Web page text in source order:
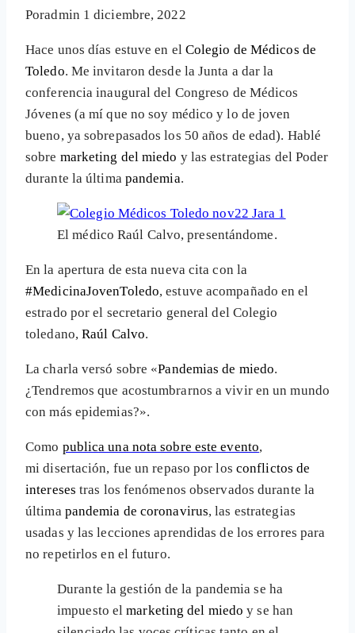
Poradmin 1 diciembre, 2022
Hace unos días estuve en el Colegio de Médicos de
Toledo. Me invitaron desde la Junta a dar la
conferencia inaugural del Congreso de Médicos
Jóvenes (a mí que no soy médico y lo de joven
bueno, ya sobrepasados los 50 años de edad). Hablé
sobre marketing del miedo y las estrategias del Poder
durante la última pandemia.
El médico Raúl Calvo, presentándome.
En la apertura de esta nueva cita con la
#MedicinaJovenToledo, estuve acompañado en el
estrado por el secretario general del Colegio
toledano,Raúl Calvo.
La charla versó sobre «Pandemias de miedo.
¿Tendremos que acostumbrarnos a vivir en un mundo
con más epidemias?».
Como publica una nota sobre este evento,
mi disertación, fue un repaso por los conflictos de
intereses tras los fenómenos observados durante la
última pandemia de coronavirus, las estrategias
usadas y las lecciones aprendidas de los errores para
no repetirlos en el futuro.
Durante la gestión de la pandemia se ha
impuesto elmarketing del miedo y se han